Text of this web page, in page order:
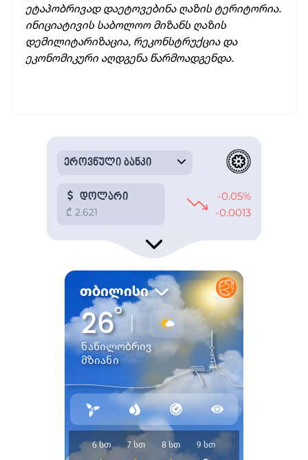
ეტაპობრივად დაეტოვებინა ღაზის ტერიტორია.
ინიციატივის საბოლოო მიზანს ღაზის
დემილიტარიზაცია, რეკონსტრუქცია და
ეკონომიკური აღდგენა წარმოადგენდა.